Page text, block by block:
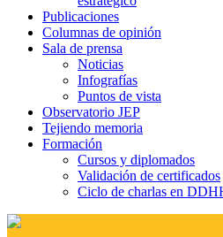
Publicaciones
Columnas de opinión
Sala de prensa
Noticias
Infografías
Puntos de vista
Observatorio JEP
Tejiendo memoria
Formación
Cursos y diplomados
Validación de certificados
Ciclo de charlas en